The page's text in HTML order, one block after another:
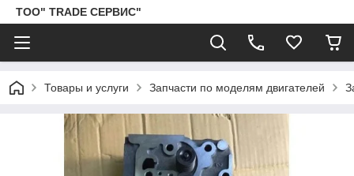
ТОО" TRADE СЕРВИС"
Товары и услуги Запчасти по моделям двигателей